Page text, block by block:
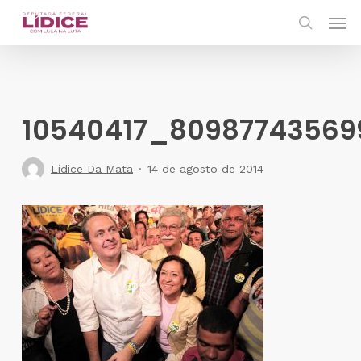
Skip
Lídice Da Mata 14 de agosto de 2014